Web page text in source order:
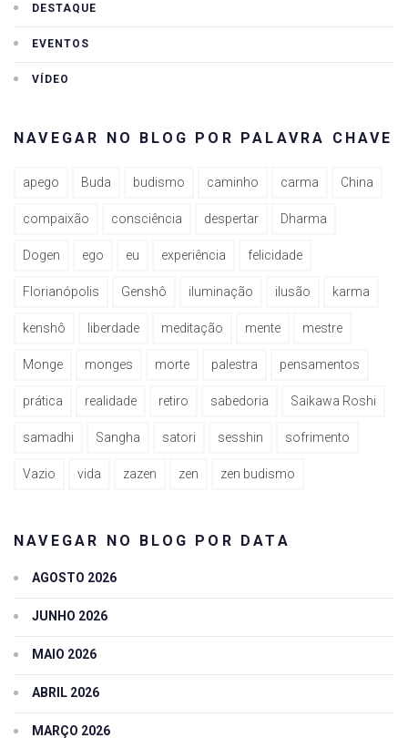
DESTAQUE
EVENTOS
VÍDEO
NAVEGAR NO BLOG POR PALAVRA CHAVE
apego Buda budismo caminho carma China
compaixão consciência despertar Dharma
Dogen ego eu experiência felicidade
Florianópolis Genshô iluminação ilusão karma
kenshô liberdade meditação mente mestre
Monge monges morte palestra pensamentos
prática realidade retiro sabedoria Saikawa Roshi
samadhi Sangha satori sesshin sofrimento
Vazio vida zazen zen zen budismo
NAVEGAR NO BLOG POR DATA
AGOSTO 2026
JUNHO 2026
MAIO 2026
ABRIL 2026
MARÇO 2026